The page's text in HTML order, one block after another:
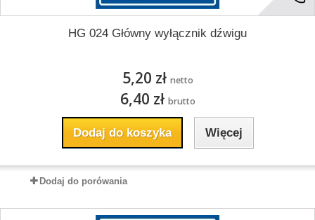
HG 024 Główny wyłącznik dźwigu
5,20 zł netto
6,40 zł brutto
Dodaj do koszyka Więcej
Dodaj do porówania